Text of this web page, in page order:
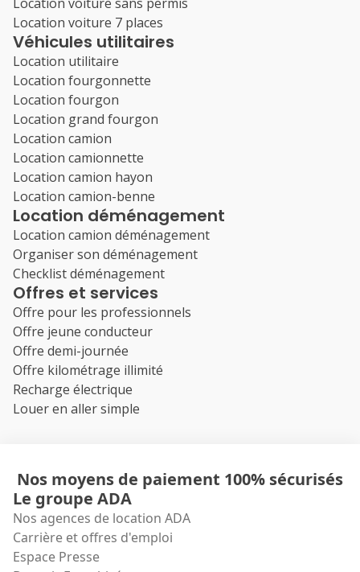
Location voiture 7 places
Véhicules utilitaires
Location utilitaire
Location fourgonnette
Location fourgon
Location grand fourgon
Location camion
Location camionnette
Location camion hayon
Location camion-benne
Location déménagement
Location camion déménagement
Organiser son déménagement
Checklist déménagement
Offres et services
Offre pour les professionnels
Offre jeune conducteur
Offre demi-journée
Offre kilométrage illimité
Recharge électrique
Louer en aller simple
Nos moyens de paiement 100% sécurisés
Le groupe ADA
Nos agences de location ADA
Carrière et offres d'emploi
Espace Presse